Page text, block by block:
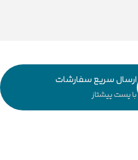
ارسال سریع سفارشات
با پست پیشتاز